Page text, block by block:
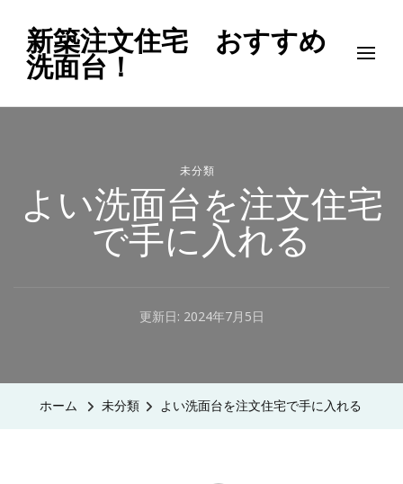
新築注文住宅 おすすめ
洗面台！
未分類
よい洗面台を注文住宅
で手に入れる
更新日: 2024年7月5日
ホーム 未分類 よい洗面台を注文住宅で手に入れる